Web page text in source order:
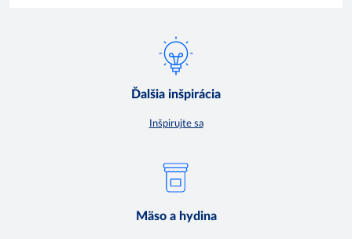
Ďalšia inšpirácia
Inšpirujte sa
Mäso a hydina